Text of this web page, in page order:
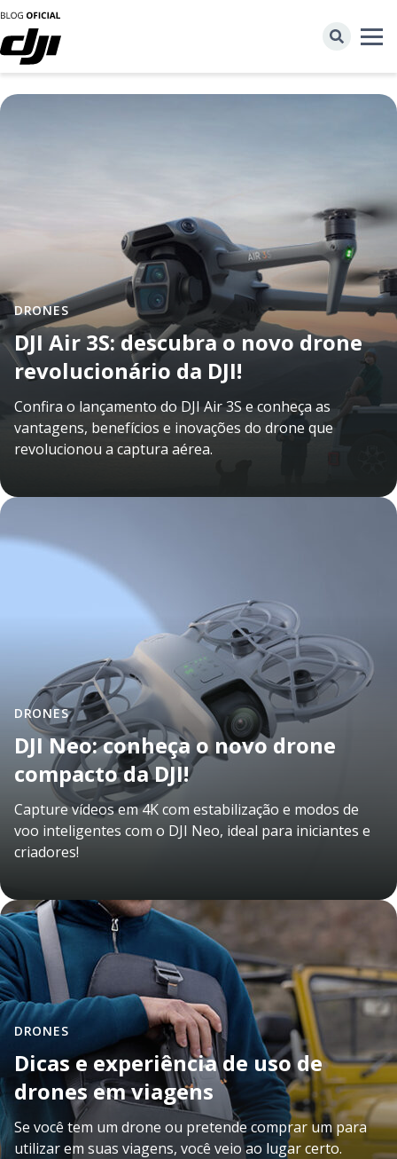
DRONES
DJI Air 3S: descubra o novo drone
revolucionário da DJI!
Confira o lançamento do DJI Air 3S e conheça as
vantagens, benefícios e inovações do drone que
revolucionou a captura aérea.
DRONES
DJI Neo: conheça o novo drone
compacto da DJI!
Capture vídeos em 4K com estabilização e modos de
voo inteligentes com o DJI Neo, ideal para iniciantes e
criadores!
DRONES
Dicas e experiência de uso de
drones em viagens
Se você tem um drone ou pretende comprar um para
utilizar em suas viagens, você veio ao lugar certo.